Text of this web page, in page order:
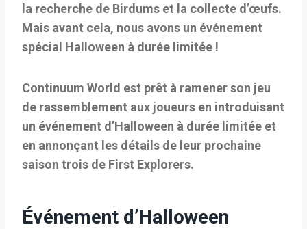
la recherche de Birdums et la collecte d’œufs.
Mais avant cela, nous avons un événement
spécial Halloween à durée limitée !
Continuum World est prêt à ramener son jeu
de rassemblement aux joueurs en introduisant
un événement d’Halloween à durée limitée et
en annonçant les détails de leur prochaine
saison trois de First Explorers.
Événement d’Halloween